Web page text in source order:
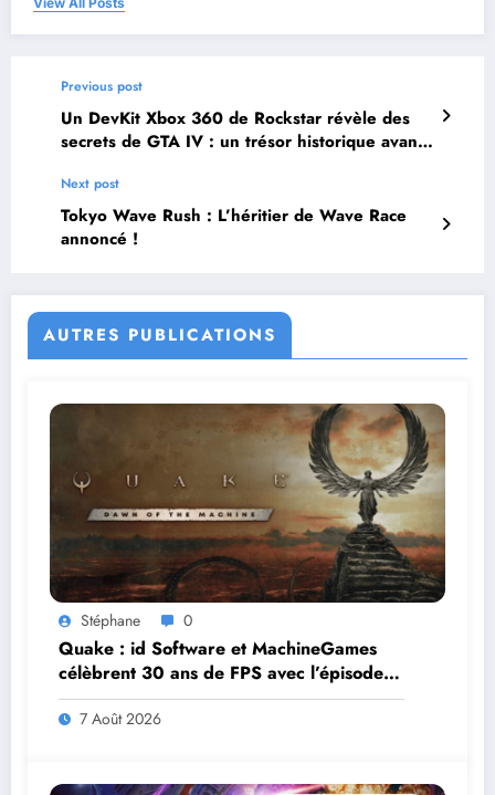
Previous post
Un DevKit Xbox 360 de Rockstar révèle des
secrets de GTA IV : un trésor historique avant
Next post
Tokyo Wave Rush : L’héritier de Wave Race
annoncé !
AUTRES PUBLICATIONS
Stéphane 0
Quake : id Software et MachineGames
célèbrent 30 ans de FPS avec l’épisode
gratuit Dawn of the Machine
7 Août 2026